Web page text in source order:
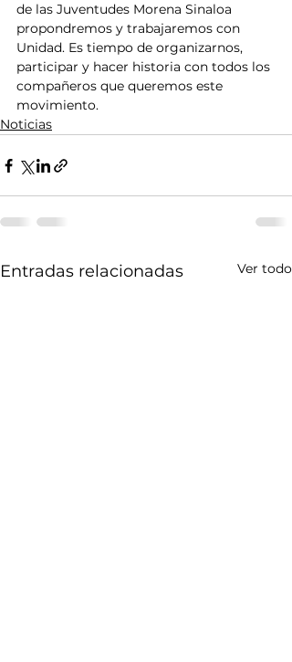
de las Juventudes Morena Sinaloa
propondremos y trabajaremos con
Unidad. Es tiempo de organizarnos,
participar y hacer historia con todos los
compañeros que queremos este
movimiento.
Noticias
Entradas relacionadas Ver todo